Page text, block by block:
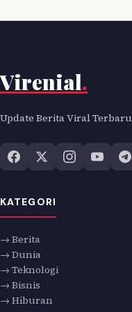
Virenial.
Update Berita Viral Terbaru
KATEGORI
→ Berita
→ Dunia
→ Teknologi
→ Bisnis
→ Hiburan